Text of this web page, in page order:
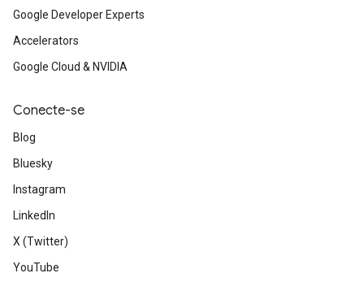
Google Developer Experts
Accelerators
Google Cloud & NVIDIA
Conecte-se
Blog
Bluesky
Instagram
LinkedIn
X (Twitter)
YouTube